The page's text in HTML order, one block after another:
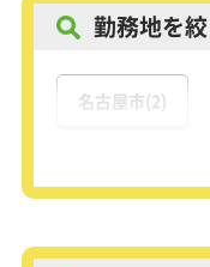
勤務地を
名古屋市(2)